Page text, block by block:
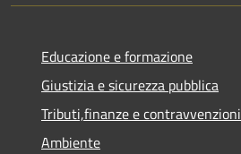
Educazione e formazione
Giustizia e sicurezza pubblica
Tributi,finanze e contravvenzioni
Ambiente